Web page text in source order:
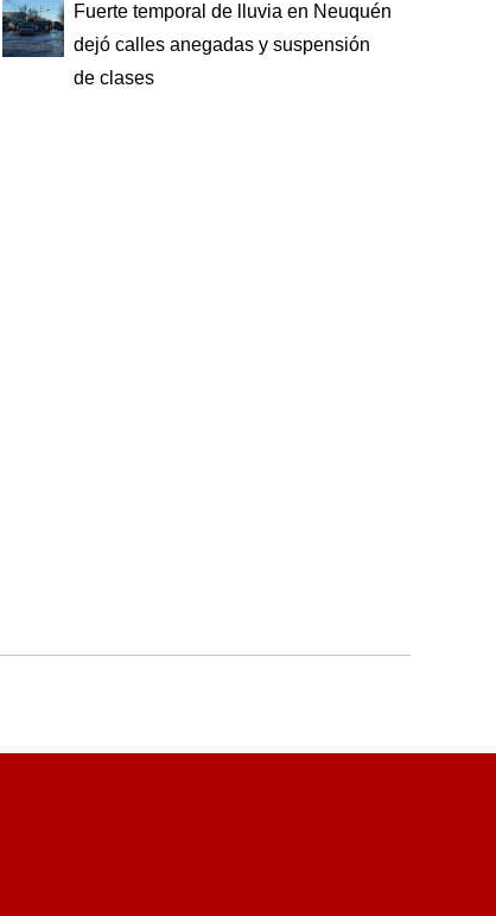
Fuerte temporal de lluvia en Neuquén
dejó calles anegadas y suspensión
de clases